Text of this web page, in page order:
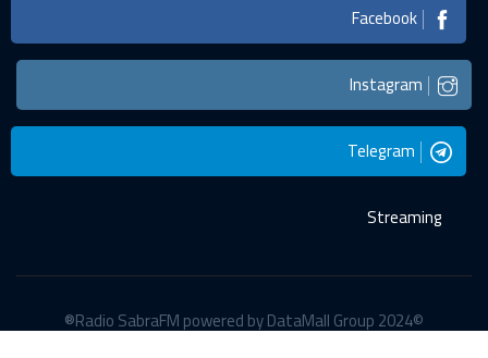
Facebook
Instagram
Telegram
Streaming
©2024 Radio SabraFM powered by DataMall Group®